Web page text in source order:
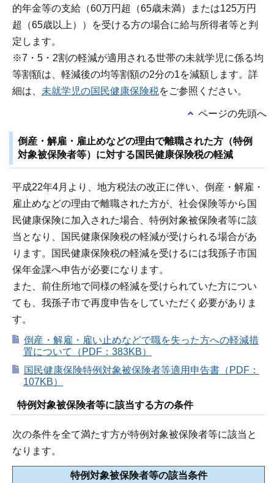
的年金等の支給（60万円超（65歳未満）または125万円
超（65歳以上））を受ける方の場合に給与所得者等と判
定します。
※7・5・2割の軽減が適用される世帯の未就学児に係る均
等割額は、軽減後の均等割額の2分の1を減額します。詳
細は、 未就学児の国民健康保険税をご参照ください。
ページの先頭へ
倒産・解雇・雇止めなどの理由で離職された方（特例
対象被保険者等）に対する国民健康保険税の軽減
平成22年4月より、地方税法の改正に伴い、倒産・解雇・
雇止めなどの理由で離職された方が、社会保険等から国
民健康保険に加入された場合、特例対象被保険者等に該
当となり、国民健康保険税の軽減が受けられる場合があ
ります。国民健康保険税の軽減を受けるには我孫子市国
保年金課へ申告が必要になります。
また、前住所地で同様の軽減を受けられていた方につい
ても、我孫子市で再度申告をしていただく必要がありま
す。
倒産・解雇・雇い止めなどで職を失った方への軽減措
置について（PDF：383KB）
国民健康保険特例対象被保険者等適用申告書（PDF：
107KB）
特例対象被保険者等に該当する方の条件
次の条件を全て満たす方が特例対象被保険者等に該当と
なります。
特例対象被保険者等の該当条件